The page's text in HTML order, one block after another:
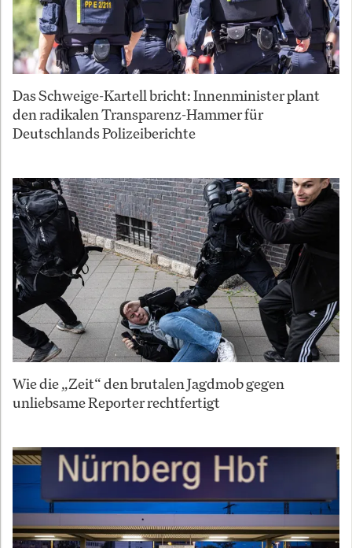
Das Schweige-Kartell bricht: Innenminister plant
den radikalen Transparenz-Hammer für
Deutschlands Polizeiberichte
Wie die „Zeit“ den brutalen Jagdmob gegen
unliebsame Reporter rechtfertigt